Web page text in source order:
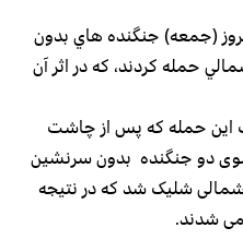
(جمعه) جنگنده هاي بدون
حمله كردند، كه در اثر آن
این حمله كه پس از چاشت
دو جنگنده بدون سرنشین
شمالی شلیک شد که در نتیجه